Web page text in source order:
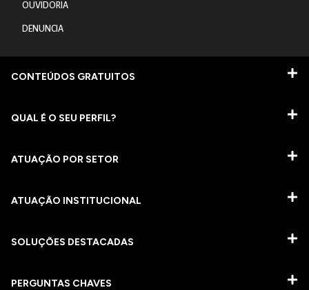
OUVIDORIA
DENUNCIA
CONTEÚDOS GRATUITOS
QUAL É O SEU PERFIL?
ATUAÇÃO POR SETOR
ATUAÇÃO INSTITUCIONAL
SOLUÇÕES DESTACADAS
PERGUNTAS CHAVES​